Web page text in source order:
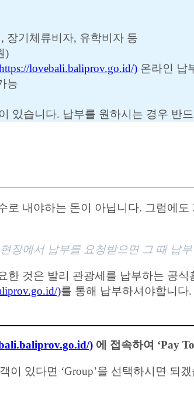
장기체류비자, 유학비자 등
)
lovebali.baliprov.go.id/) 온라인 납
능
있습니다. 납부를 원하시는 경우 반
로 내야하는 돈이 아닙니다. 그럼에
장에서 납부를 요청받으면 그 때 납
한 것은 발리 관광세를 납부하는 공
)를 통해 납부하셔야합니다
) 에 접속하여 ‘Pay
이 있다면 ‘Group’을 선택하시면